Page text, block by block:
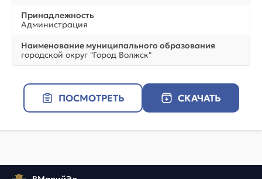
Принадлежность
Администрация
Наименование муниципального образования
городской округ "Город Волжск"
ПОСМОТРЕТЬ СКАЧАТЬ